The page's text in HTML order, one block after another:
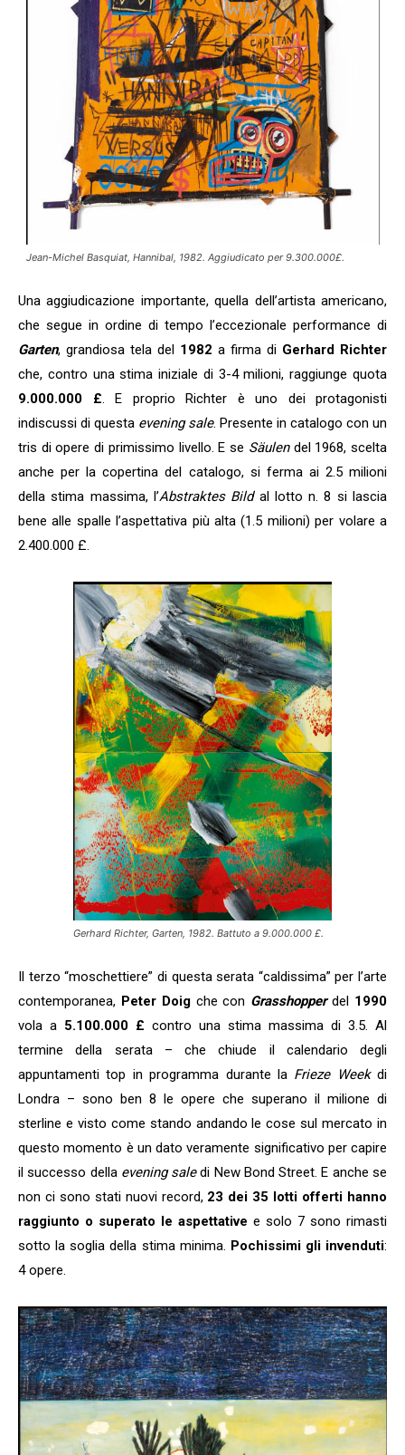
Jean-Michel Basquiat, Hannibal, 1982. Aggiudicato per 9.300.000£.
Una aggiudicazione importante, quella dell’artista americano,
che segue in ordine di tempo l’eccezionale performance di
Garten, grandiosa tela del 1982 a firma di Gerhard Richter
che, contro una stima iniziale di 3-4 milioni, raggiunge quota
9.000.000 £ . E proprio Richter è uno dei protagonisti
indiscussi di questa evening sale. Presente in catalogo con un
tris di opere di primissimo livello. E se Säulendel 1968, scelta
anche per la copertina del catalogo, si ferma ai 2.5 milioni
della stima massima, l’Abstraktes Bildal lotto n. 8 si lascia
bene alle spalle l’aspettativa più alta (1.5 milioni) per volare a
2.400.000 £.
Gerhard Richter, Garten, 1982. Battuto a 9.000.000 £.
Il terzo “moschettiere” di questa serata “caldissima” per l’arte
contemporanea, Peter Doigche con Grasshopperdel 1990
vola a 5.100.000 £ contro una stima massima di 3.5. Al
termine della serata – che chiude il calendario degli
appuntamenti top in programma durante la Frieze Weekdi
Londra – sono ben 8 le opere che superano il milione di
sterline e visto come stando andando le cose sul mercato in
questo momento è un dato veramente significativo per capire
il successo della evening saledi New Bond Street. E anche se
non ci sono stati nuovi record, 23 dei 35 lotti offerti hanno
raggiunto o superato le aspettative e solo 7 sono rimasti
sotto la soglia della stima minima. Pochissimi gli invenduti:
4 opere.